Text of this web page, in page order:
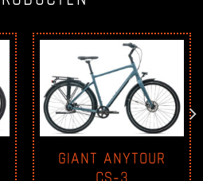
GIANT ANYTOUR